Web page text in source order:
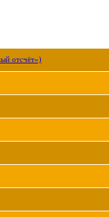
отсчёт»)